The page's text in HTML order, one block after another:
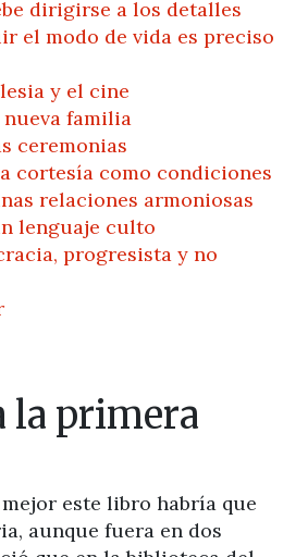
dirigirse a los detalles
el modo de vida es preciso
y el cine
nueva familia
ceremonias
cortesía como condiciones
relaciones armoniosas
lenguaje culto
progresista y no
la primera
este libro habría que
aunque fuera en dos